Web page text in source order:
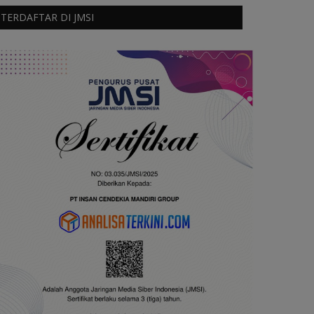
TERDAFTAR DI JMSI